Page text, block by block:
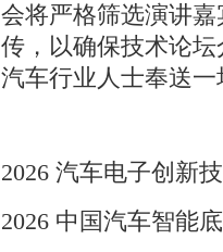
会将严格筛选演讲
传，以确保技术论
汽车行业人士奉送一
2026 汽车电子创新
2026 中国汽车智能